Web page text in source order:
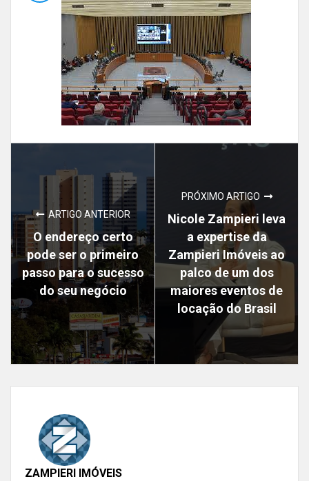
ARTIGO ANTERIOR
O endereço certo
pode ser o primeiro
passo para o sucesso
do seu negócio
PRÓXIMO ARTIGO
Nicole Zampieri leva
a expertise da
Zampieri Imóveis ao
palco de um dos
maiores eventos de
locação do Brasil
ZAMPIERI IMÓVEIS